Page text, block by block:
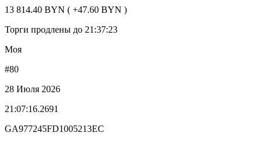
13 814.40 BYN ( +47.60 BYN )
Торги продлены до 21:37:23
Моя
#80
28 Июля 2026
21:07:16.2691
GA977245FD1005213EC